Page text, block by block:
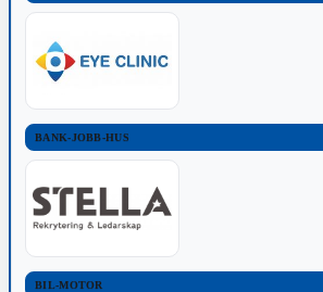
BANK-JOBB-HUS
BIL-MOTOR